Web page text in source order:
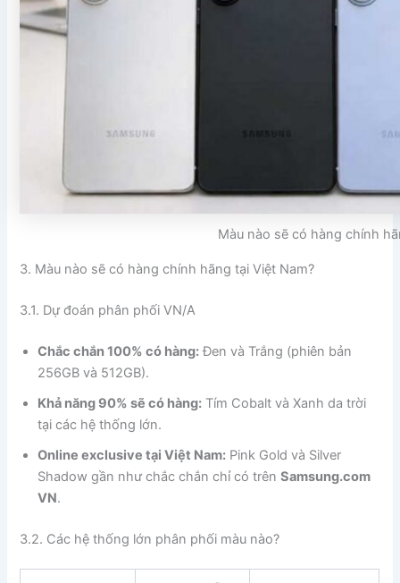
Màu nào sẽ có hàng chính
3. Màu nào sẽ có hàng chính hãng tại Việt Nam?
3.1. Dự đoán phân phối VN/A
Chắc chắn 100% có hàng:Đen và Trắng (phiên bản
256GB và 512GB).
Khả năng 90% sẽ có hàng: Tím Cobalt và Xanh da trời
tại các hệ thống lớn.
Online exclusive tại Việt Nam: Pink Gold và Silver
Shadow gần như chắc chắn chỉ có trênSamsung.com
VN.
3.2. Các hệ thống lớn phân phối màu nào?